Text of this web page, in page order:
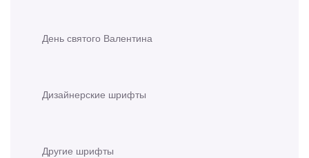
День святого Валентина
Дизайнерские шрифты
Другие шрифты